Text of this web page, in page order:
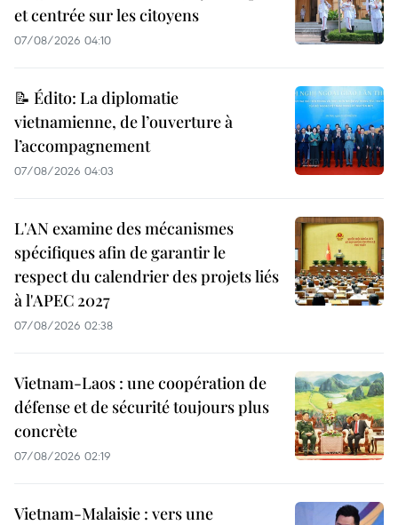
et centrée sur les citoyens
07/08/2026 04:10
📝 Édito: La diplomatie
vietnamienne, de l’ouverture à
l’accompagnement
07/08/2026 04:03
L'AN examine des mécanismes
spécifiques afin de garantir le
respect du calendrier des projets liés
à l'APEC 2027
07/08/2026 02:38
Vietnam-Laos : une coopération de
défense et de sécurité toujours plus
concrète
07/08/2026 02:19
Vietnam-Malaisie : vers une